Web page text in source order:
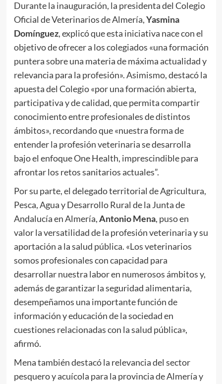
Durante la inauguración, la presidenta del Colegio
Oficial de Veterinarios de Almería,Yasmina
Domínguez, explicó que esta iniciativa nace con el
objetivo de ofrecer a los colegiados «una formación
puntera sobre una materia de máxima actualidad y
relevancia para la profesión». Asimismo, destacó la
apuesta del Colegio «por una formación abierta,
participativa y de calidad, que permita compartir
conocimiento entre profesionales de distintos
ámbitos», recordando que «nuestra forma de
entender la profesión veterinaria se desarrolla
bajo el enfoque One Health, imprescindible para
afrontar los retos sanitarios actuales”.
Por su parte, el delegado territorial de Agricultura,
Pesca, Agua y Desarrollo Rural de la Junta de
Andalucía en Almería,Antonio Mena, puso en
valor la versatilidad de la profesión veterinaria y su
aportación a la salud pública. «Los veterinarios
somos profesionales con capacidad para
desarrollar nuestra labor en numerosos ámbitos y,
además de garantizar la seguridad alimentaria,
desempeñamos una importante función de
información y educación de la sociedad en
cuestiones relacionadas con la salud pública»,
afirmó.
Mena también destacó la relevancia del sector
pesquero y acuícola para la provincia de Almería y